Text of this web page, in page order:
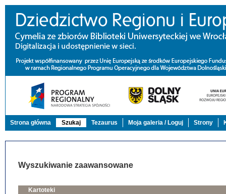
Strona główna Szukaj Tezaurus Moja galeria / Loguj Strony
Wyszukiwanie zaawansowane
Kartoteki